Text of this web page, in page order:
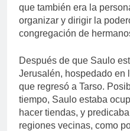
que también era la
organizar y dirigir la
congregación de
Después de que Saulo
Jerusalén, hospedado en
que regresó a Tarso.
tiempo, Saulo estaba
hacer tiendas, y
regiones vecinas, como